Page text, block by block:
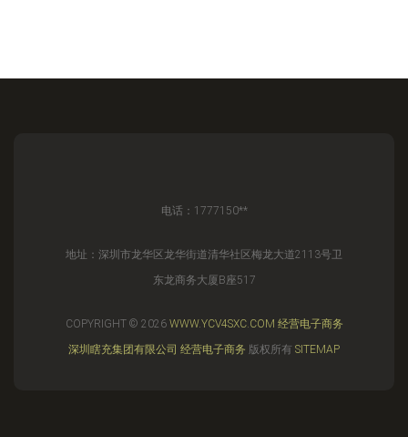
电话：1777150**
地址：深圳市龙华区龙华街道清华社区梅龙大道2113号卫
东龙商务大厦B座517
COPYRIGHT © 2026 WWW.YCV4SXC.COM 经营电子商务
深圳瞎充集团有限公司 经营电子商务 版权所有 SITEMAP